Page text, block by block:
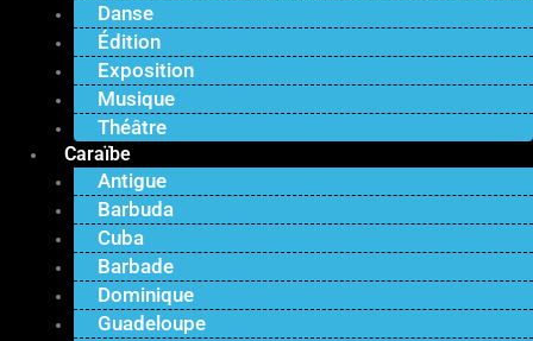
Danse
Édition
Exposition
Musique
Théâtre
Caraïbe
Antigue
Barbuda
Cuba
Barbade
Dominique
Guadeloupe